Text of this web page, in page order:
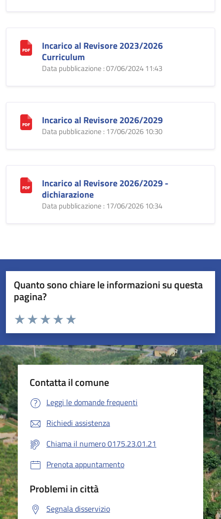
Incarico al Revisore 2023/2026
Curriculum
Data pubblicazione : 07/06/2024 11:43
Incarico al Revisore 2026/2029
Data pubblicazione : 17/06/2026 10:30
Incarico al Revisore 2026/2029 -
dichiarazione
Data pubblicazione : 17/06/2026 10:34
Quanto sono chiare le informazioni su questa
pagina?
Valuta da 1 a 5 stelle la pagina
Valuta 5 stelle su 5
Valuta 4 stelle su 5
Valuta 3 stelle su 5
Valuta 2 stelle su 5
Valuta 1 stelle su 5
Contatta il comune
Leggi le domande frequenti
Richiedi assistenza
Chiama il numero 0175.23.01.21
Prenota appuntamento
Problemi in città
Segnala disservizio